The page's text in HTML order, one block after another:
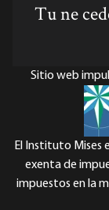
Tu ne
Sitio web
El Instituto Mises
exenta de
impuestos en la